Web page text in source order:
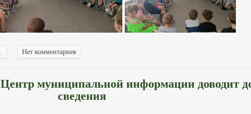
Нет комментариев
Центр муниципальной информации доводит
сведения